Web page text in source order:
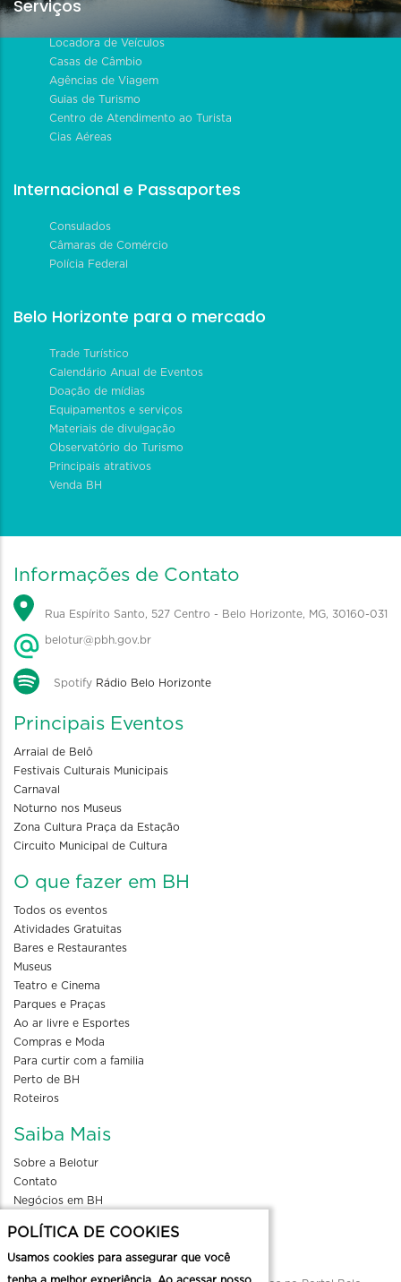
Serviços
Locadora de Veículos
Casas de Câmbio
Agências de Viagem
Guias de Turismo
Centro de Atendimento ao Turista
Cias Aéreas
Internacional e Passaportes
Consulados
Câmaras de Comércio
Polícia Federal
Belo Horizonte para o mercado
Trade Turístico
Calendário Anual de Eventos
Doação de mídias
Equipamentos e serviços
Materiais de divulgação
Observatório do Turismo
Principais atrativos
Venda BH
Informações de Contato
Rua Espírito Santo, 527 Centro - Belo Horizonte, MG, 30160-031
belotur@pbh.gov.br
Spotify Rádio Belo Horizonte
Principais Eventos
Arraial de Belô
Festivais Culturais Municipais
Carnaval
Noturno nos Museus
Zona Cultura Praça da Estação
Circuito Municipal de Cultura
O que fazer em BH
Todos os eventos
Atividades Gratuitas
Bares e Restaurantes
Museus
Teatro e Cinema
Parques e Praças
Ao ar livre e Esportes
Compras e Moda
Para curtir com a familia
Perto de BH
Roteiros
Saiba Mais
Sobre a Belotur
Contato
Negócios em BH
Divulgue seu evento
POLÍTICA DE COOKIES
Usamos cookies para assegurar que você